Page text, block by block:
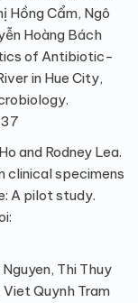
Hồng Cẩm, Ngô
Hoàng Bách
of Antibiotic-
in Hue City,
and Rodney Lea.
clinical specimens
A pilot study.
Thi Thuy
Viet Quynh Tram